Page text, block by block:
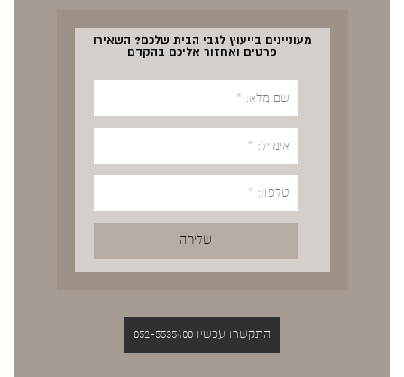
מעוניינים בייעוץ לגבי הבית שלכם? השאירו
פרטים ואחזור אליכם בהקדם
התקשרו עכשיו 052-5535400